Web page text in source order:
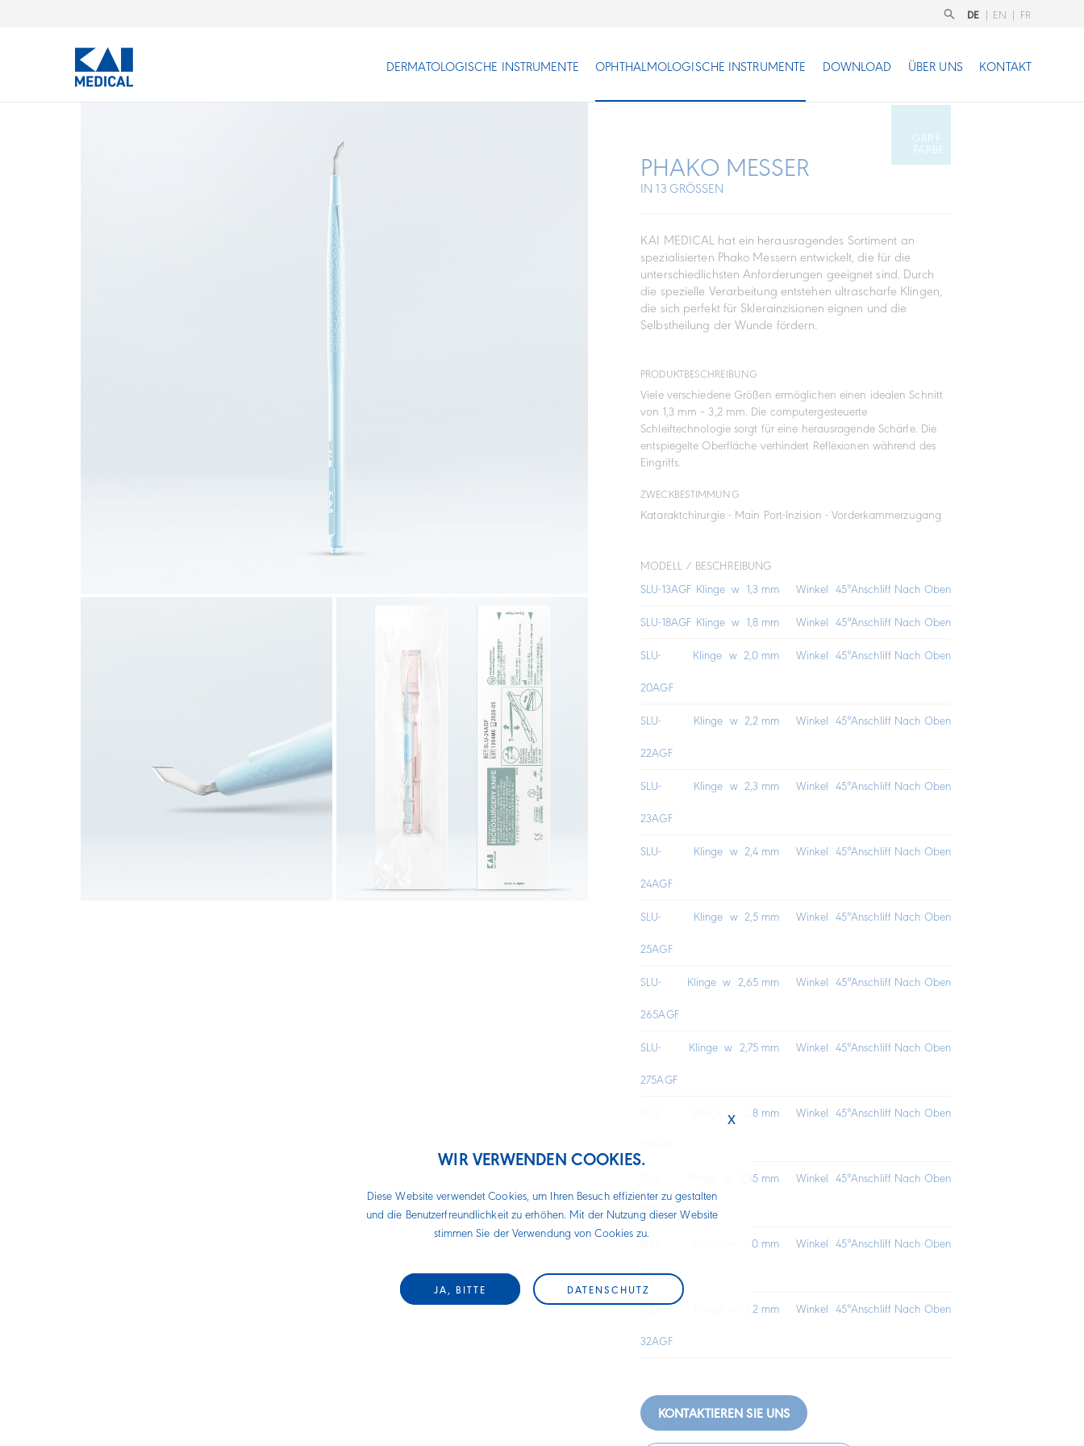
DE | EN | FR
DERMATOLOGISCHE INSTRUMENTE OPHTHALMOLOGISCHE INSTRUMENTE DOWNLOAD ÜBER UNS KONTAKT
PHAKO MESSER
IN 13 GRÖSSEN
KAI MEDICAL hat ein herausragendes Sortiment an
spezialisierten Phako Messern entwickelt, die für die
unterschiedlichsten Anforderungen geeignet sind. Durch
die spezielle Verarbeitung entstehen ultrascharfe Klingen,
die sich perfekt für Sklerainzisionen eignen und die
Selbstheilung der Wunde fördern.
PRODUKTBESCHREIBUNG
Viele verschiedene Größen ermöglichen einen idealen Schnitt
von 1,3 mm – 3,2 mm. Die computergesteuerte
Schleiftechnologie sorgt für eine herausragende Schärfe. Die
entspiegelte Oberfläche verhindert Reflexionen während des
Eingriffs.
ZWECKBESTIMMUNG
Kataraktchirurgie - Main Port-Inzision - Vorderkammerzugang
MODELL / BESCHREIBUNG
SLU-13AGF Klinge w 1,3 mm Winkel 45°Anschliff Nach Oben
SLU-18AGF Klinge w 1,8 mm Winkel 45°Anschliff Nach Oben
SLU-
20AGF
Klinge w 2,0 mm Winkel 45°Anschliff Nach Oben
SLU-
22AGF
Klinge w 2,2 mm Winkel 45°Anschliff Nach Oben
SLU-
23AGF
Klinge w 2,3 mm Winkel 45°Anschliff Nach Oben
SLU-
24AGF
Klinge w 2,4 mm Winkel 45°Anschliff Nach Oben
SLU-
25AGF
Klinge w 2,5 mm Winkel 45°Anschliff Nach Oben
SLU-
265AGF
Klinge w 2,65 mm Winkel 45°Anschliff Nach Oben
SLU-
275AGF
Klinge w 2,75 mm Winkel 45°Anschliff Nach Oben
Klinge w 2,8 mm Winkel 45°Anschliff Nach Oben
285AGF
Klinge w 2,85 mm Winkel 45°Anschliff Nach Oben
30AGF
Klinge w 3,0 mm Winkel 45°Anschliff Nach Oben
SLU-
32AGF
Klinge w 3,2 mm Winkel 45°Anschliff Nach Oben
KONTAKTIEREN SIE UNS
WIR VERWENDEN COOKIES.
Diese Website verwendet Cookies, um Ihren Besuch effizienter zu gestalten
und die Benutzerfreundlichkeit zu erhöhen. Mit der Nutzung dieser Website
stimmen Sie der Verwendung von Cookies zu.
JA, BITTE DATENSCHUTZ
x